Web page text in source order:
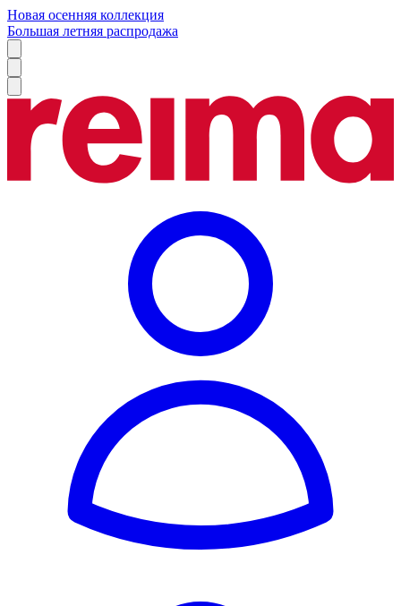
Новая осенняя коллекция
Большая летняя распродажа